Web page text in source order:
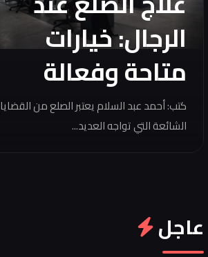
الرجال: خيارات
متاحة وفعالة
كتب: أحمد عبد السلام يعتبر الصلع من القضايا
الشائعة التي تواجه العديد...
عاجل